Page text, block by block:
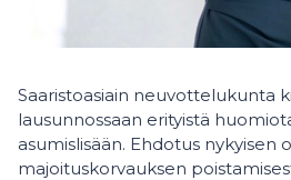
Saaristoasiain neuvottelukunta
lausunnossaan erityistä
asumislisään. Ehdotus nykyisen
majoituskorvauksen